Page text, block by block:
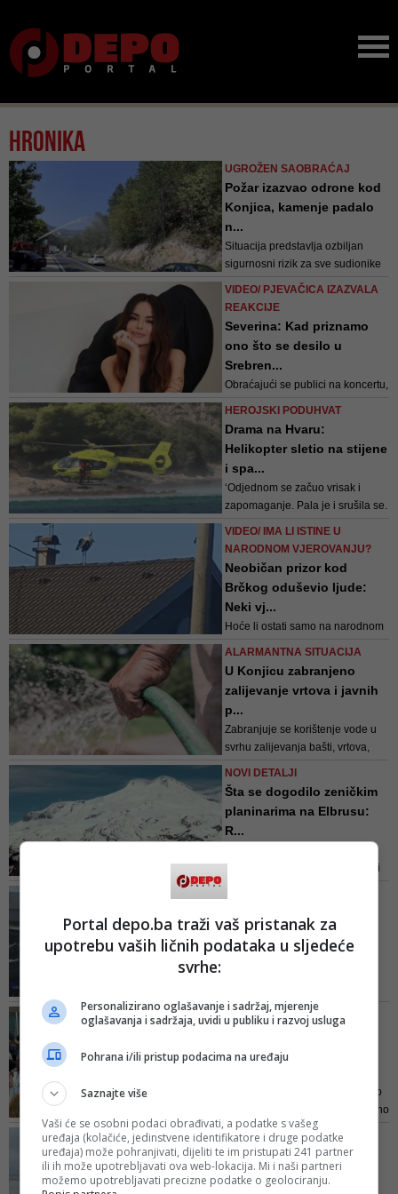
Hronika
UGROŽEN SAOBRAĆAJ
Požar izazvao odrone kod
Konjica, kamenje padalo
n...
Situacija predstavlja ozbiljan
sigurnosni rizik za sve sudionike
u prometu, osobito zbog
stavljen pod nadzor
VIDEO/ PJEVAČICA IZAZVALA
REAKCIJE
Severina: Kad priznamo
ono što se desilo u
Srebren...
Obraćajući se publici na koncertu,
genocid počinjen u Srebrenici
HEROJSKI PODUHVAT
Drama na Hvaru:
Helikopter sletio na stijene
i spa...
‘Odjednom se začuo vrisak i
zapomaganje. Pala je i srušila se.
VIDEO/ IMA LI ISTINE U
NARODNOM VJEROVANJU?
Neobičan prizor kod
Brčkog oduševio ljude:
Neki vj...
Hoće li ostati samo na narodnom
pokazat će naredni period
ALARMANTNA SITUACIJA
U Konjicu zabranjeno
zalijevanje vrtova i javnih
p...
Zabranjuje se korištenje vode u
svrhu zalijevanja bašti, vrtova,
trotoara i svih ostalih javnih
NOVI DETALJI
Šta se dogodilo zeničkim
planinarima na Elbrusu:
R...
Elbrusu ne znači da su planinari
Sarajeva povrijeđen u
jutrošn...
automobil peugeot i teretno vozilo
renault
HAOS KULMINIRA
Uzrokuje toliko duga
Brzo rješenje, koje je dozvoljeno
prema propisima EU, nije bilo ono
što je zamišljeno kada je Sistem
ulaska/izlaska postepeno uvođen
u oktobru i stupio u potpunosti na
snagu 10. aprila
BEZ KONTROLE
'Električni romobili nisu
igračke!': Nakon još jed...
Portal depo.ba traži vaš pristanak za
upotrebu vaših ličnih podataka u sljedeće
svrhe:
Personalizirano oglašavanje i sadržaj, mjerenje
oglašavanja i sadržaja, uvidi u publiku i razvoj usluga
Pohrana i/ili pristup podacima na uređaju
Saznajte više
Vaši će se osobni podaci obrađivati, a podatke s vašeg
uređaja (kolačiće, jedinstvene identifikatore i druge podatke
uređaja) može pohranjivati, dijeliti te im pristupati 241 partner
ili ih može upotrebljavati ova web-lokacija. Mi i naši partneri
možemo upotrebljavati precizne podatke o geolociranju.